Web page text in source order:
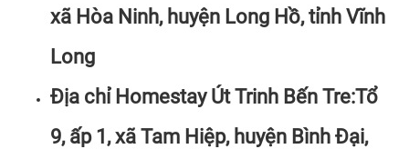
xã Hòa Ninh, huyện Long Hồ, tỉnh Vĩnh
Long
Địa chỉ Homestay Út Trinh Bến Tre:Tổ
9, ấp 1, xã Tam Hiệp, huyện Bình Đại,